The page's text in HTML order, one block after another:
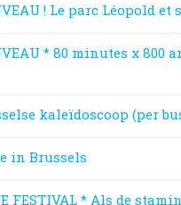
! Le parc Léopold et
* 80 minutes x 800
kaleïdoscoop (per
in Brussels
FESTIVAL * Als de